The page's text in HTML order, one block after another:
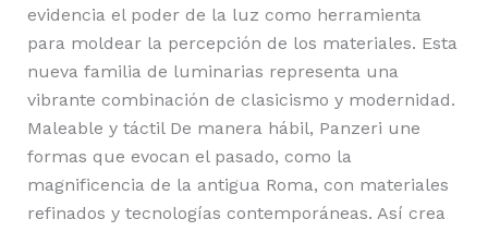
evidencia el poder de la luz como herramienta
para moldear la percepción de los materiales. Esta
nueva familia de luminarias representa una
vibrante combinación de clasicismo y modernidad.
Maleable y táctil De manera hábil, Panzeri une
formas que evocan el pasado, como la
magnificencia de la antigua Roma, con materiales
refinados y tecnologías contemporáneas. Así crea